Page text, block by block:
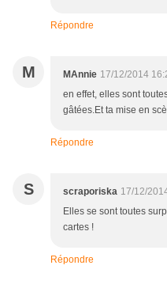
Répondre
M MAnnie 17/12/2014
en effet, elles sont
gâtées.Et ta mise en
Répondre
S scraporiska 17/12/
Elles se sont toutes
cartes !
Répondre